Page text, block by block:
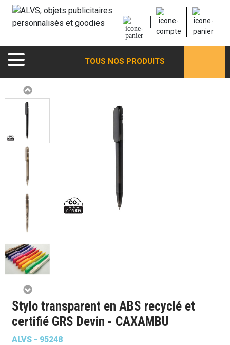
TOUS NOS PRODUITS
Stylo transparent en ABS recyclé et
certifié GRS Devin - CAXAMBU
ALVS - 95248